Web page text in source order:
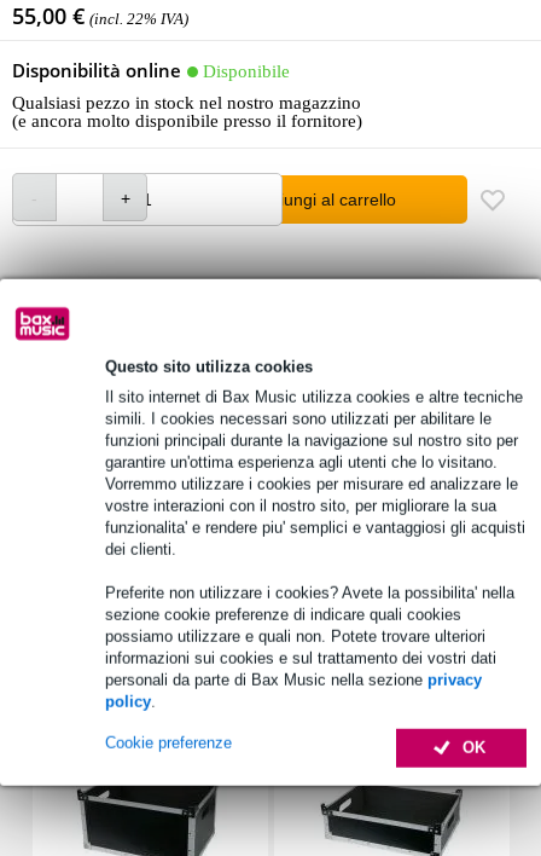
Questo sito utilizza cookies
Il sito internet di Bax Music utilizza cookies e altre tecniche
simili. I cookies necessari sono utilizzati per abilitare le
funzioni principali durante la navigazione sul nostro sito per
garantire un'ottima esperienza agli utenti che lo visitano.
Vorremmo utilizzare i cookies per misurare ed analizzare le
vostre interazioni con il nostro sito, per migliorare la sua
funzionalita' e rendere piu' semplici e vantaggiosi gli acquisti
dei clienti.
Preferite non utilizzare i cookies? Avete la possibilita' nella
sezione cookie preferenze di indicare quali cookies
possiamo utilizzare e quali non. Potete trovare ulteriori
informazioni sui cookies e sul trattamento dei vostri dati
personali da parte di Bax Music nella sezione privacy
policy.
OK
Cookie preferenze
55,00 € (incl. 22% IVA)
Disponibilità online
Disponibile
Qualsiasi pezzo in stock nel nostro magazzino
(e ancora molto disponibile presso il fornitore)
Aggiungi al carrello
Oltre 48.000 articoli disponibili
1.250 marchi leader
Informazioni sul prodotto
Valigia H2 Stack
con telaio in alluminio rinforzato
dimensioni: 515 x 235 x 365 mm (LxAxP)
Specifiche complete
Accessori (5)